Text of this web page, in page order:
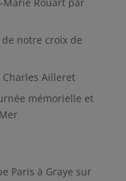
notre croix de
Ailleret
mémorielle et
Paris à Graye sur